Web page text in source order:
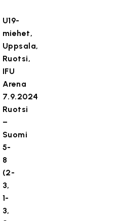
U19-
miehet,
Uppsala,
Ruotsi,
IFU
Arena
7.9.2024
Ruotsi
–
Suomi
5-
8
(2-
3,
1-
3,